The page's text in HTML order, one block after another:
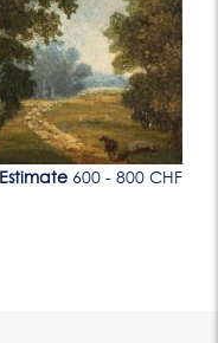
Estimate 600 - 800 CHF